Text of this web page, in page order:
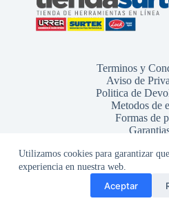
Utilizamos cookies para garantizar
experiencia en nuestra web.
Aceptar
Terminos y
Aviso de
Politica de
Metodos de
Formas de